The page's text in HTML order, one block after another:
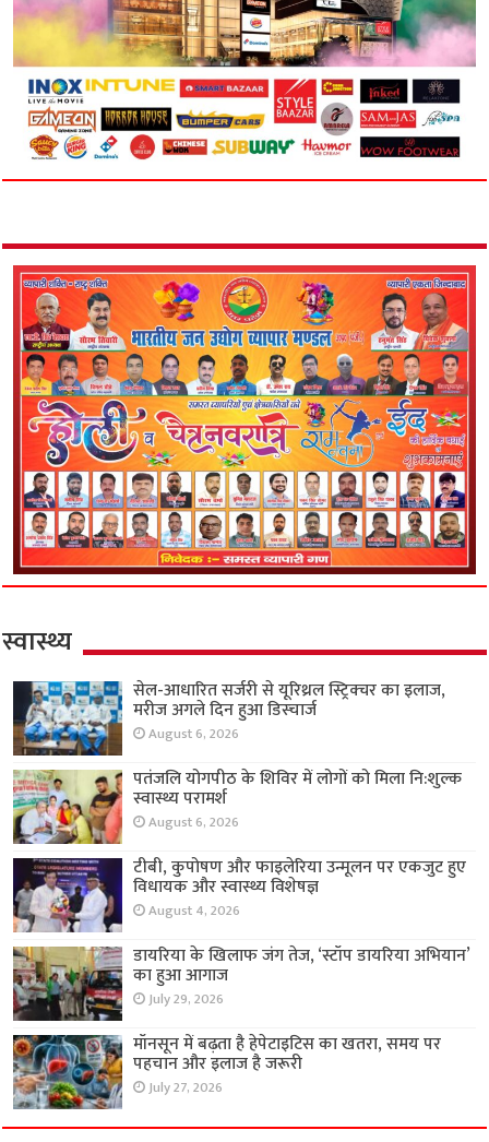
स्वास्थ्य
सेल-आधारित सर्जरी से यूरिथ्रल स्ट्रिक्चर का इलाज,
मरीज अगले दिन हुआ डिस्चार्ज
August 6, 2026
पतंजलि योगपीठ के शिविर में लोगों को मिला नि:शुल्क
स्वास्थ्य परामर्श
August 6, 2026
टीबी, कुपोषण और फाइलेरिया उन्मूलन पर एकजुट हुए
विधायक और स्वास्थ्य विशेषज्ञ
August 4, 2026
डायरिया के खिलाफ जंग तेज, ‘स्टॉप डायरिया अभियान’
का हुआ आगाज
July 29, 2026
मॉनसून में बढ़ता है हेपेटाइटिस का खतरा, समय पर
पहचान और इलाज है जरूरी
July 27, 2026